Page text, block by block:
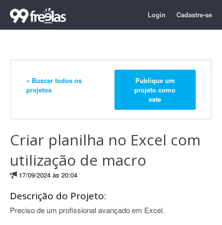
Login Cadastre-se
« Buscar todos os
projetos
Publique um
projeto como
este
Criar planilha no Excel com
utilização de macro
17/09/2024 às 20:04
Descrição do Projeto:
Preciso de um profissional avançado em Excel.